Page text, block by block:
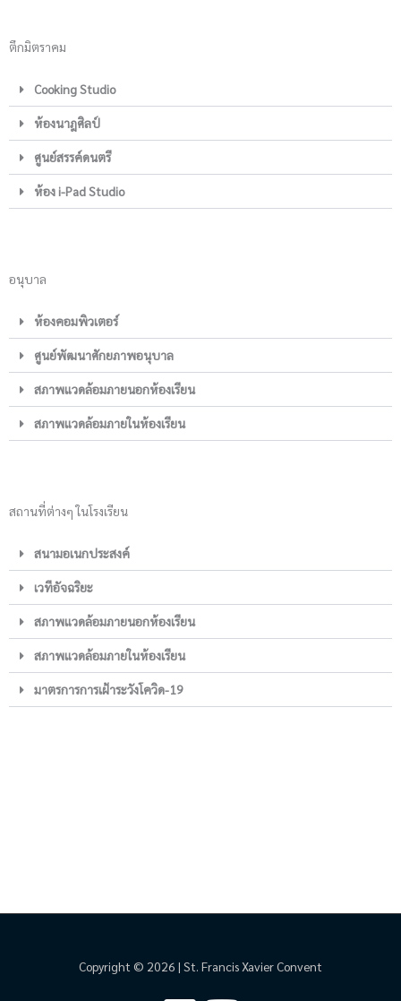
ตึกมิตราคม
Cooking Studio
ห้องนาฎศิลป์
ศูนย์สรรค์ดนตรี
ห้อง i-Pad Studio
อนุบาล
ห้องคอมพิวเตอร์
ศูนย์พัฒนาศักยภาพอนุบาล
สภาพแวดล้อมภายนอกห้องเรียน
สภาพแวดล้อมภายในห้องเรียน
สถานที่ต่างๆ ในโรงเรียน
สนามอเนกประสงค์
เวทีอัจฉริยะ
สภาพแวดล้อมภายนอกห้องเรียน
สภาพแวดล้อมภายในห้องเรียน
มาตรการการเฝ้าระวังโควิด-19
Copyright © 2026 | St. Francis Xavier Convent